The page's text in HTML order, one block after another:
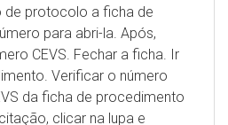
de protocolo a ficha de
para abri-la. Após,
CEVS. Fechar a ficha. Ir
Verificar o número
da ficha de procedimento
clicar na lupa e